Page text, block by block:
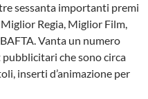
sessanta importanti premi
Regia, Miglior Film,
Vanta un numero
che sono circa
inserti d’animazione per